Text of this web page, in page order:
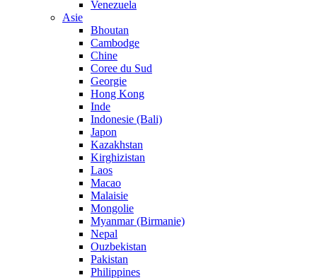
Venezuela
Asie
Bhoutan
Cambodge
Chine
Coree du Sud
Georgie
Hong Kong
Inde
Indonesie (Bali)
Japon
Kazakhstan
Kirghizistan
Laos
Macao
Malaisie
Mongolie
Myanmar (Birmanie)
Nepal
Ouzbekistan
Pakistan
Philippines